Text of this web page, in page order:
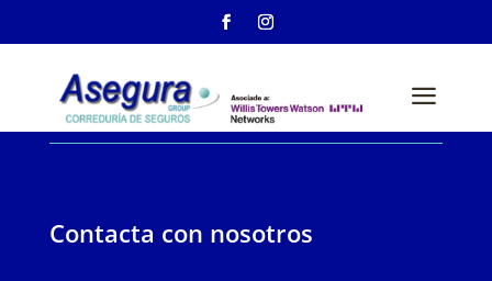
a
Contacta con nosotros